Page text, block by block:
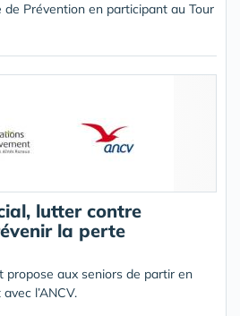
Prévention en participant au Tour
lutter contre
la perte
propose aux seniors de partir en
l’ANCV.